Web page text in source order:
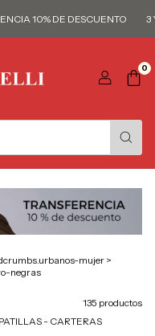
10% DE DESCUENTO 3 Y 6
0
mujer >
negras
135 productos
- CARTERAS